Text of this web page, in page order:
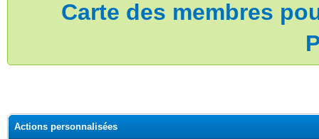
Carte des membres
Actions personnalisées